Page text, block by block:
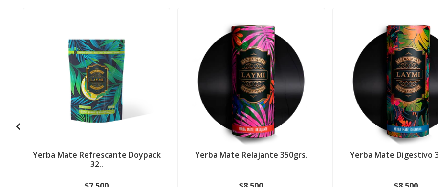
Yerba Mate Refrescante Doypack
32..
Yerba Mate Relajante 350grs. Yerba Mate Digestivo